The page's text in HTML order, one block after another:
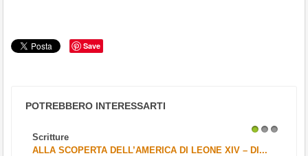
Save
POTREBBERO INTERESSARTI
Scritture
ALLA SCOPERTA DELL’AMERICA DI LEONE XIV – DI...